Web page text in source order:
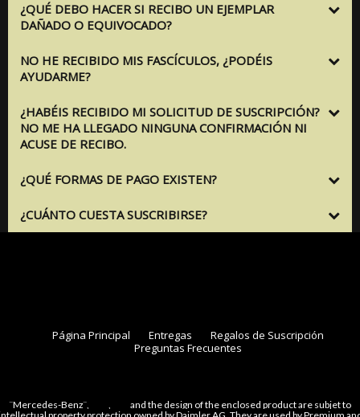
¿QUÉ DEBO HACER SI RECIBO UN EJEMPLAR
DAÑADO O EQUIVOCADO?
NO HE RECIBIDO MIS FASCÍCULOS, ¿PODÉIS
AYUDARME?
¿HABÉIS RECIBIDO MI SOLICITUD DE SUSCRIPCIÓN?
NO ME HA LLEGADO NINGUNA CONFIRMACIÓN NI
ACUSE DE RECIBO.
¿QUÉ FORMAS DE PAGO EXISTEN?
¿CUÁNTO CUESTA SUSCRIBIRSE?
Página Principal Entregas
Regalos de Suscripción
Preguntas Frecuentes
¨Mercedes-Benz¨, ,
and the design of the enclosed product are subjet to